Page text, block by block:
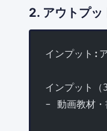
2. アウトプッ
インプット:
インプット（
- 動画教材・